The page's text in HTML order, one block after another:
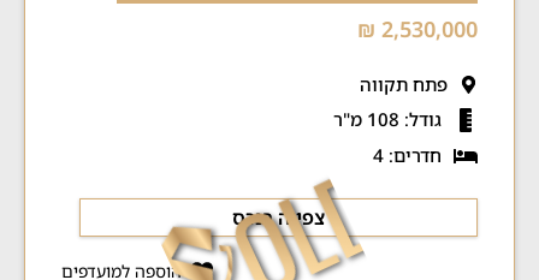
2,530,000 ₪
פתח תקווה
גודל: 108 מ"ר
חדרים: 4
צפייה בנכס
הוספה למועדפים